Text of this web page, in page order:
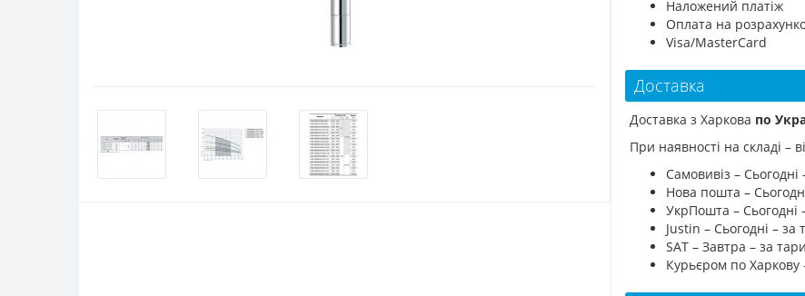
Наложений платіж
Оплата на
Visa/MasterCard
Доставка
Доставка з Харкова по
При наявності на складі –
Самовивіз – Сьогодні
Нова пошта –
УкрПошта – Сьогодні
Justin – Сьогодні –
SAT – Завтра – за
Курьєром по Харкову